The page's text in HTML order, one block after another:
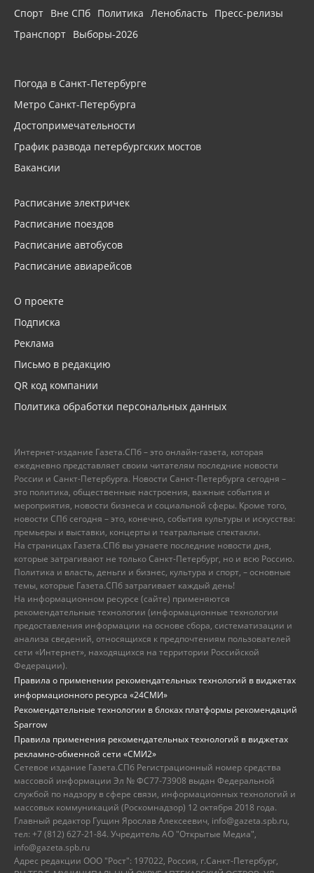
Спорт Вне СПб Политика Ленобласть Пресс-релизы
Транспорт Выборы-2026
Погода в Санкт-Петербурге
Метро Санкт-Петербурга
Достопримечательности
График развода петербургских мостов
Вакансии
Расписание электричек
Расписание поездов
Расписание автобусов
Расписание авиарейсов
О проекте
Подписка
Реклама
Письмо в редакцию
QR код компании
Политика обработки персональных данных
Интернет-издание Газета.СПб – это онлайн-газета, которая
ежедневно представляет своим читателям последние новости
России и Санкт-Петербурга. Новости Санкт-Петербурга сегодня –
это политика, общественные настроения, важные события и
мероприятия, новости бизнеса и социальной сферы. Кроме того,
новости СПб сегодня – это, конечно, события культуры и искусства:
премьеры и выставки, концерты и театральные спектакли.
На страницах Газета.СПб вы узнаете последние новости дня,
которые затрагивают не только Санкт-Петербург, но и всю Россию.
Политика и власть, деньги и бизнес, культура и спорт, – основные
темы, которые Газета.СПб затрагивает каждый день!
На информационном ресурсе (сайте) применяются
рекомендательные технологии (информационные технологии
предоставления информации на основе сбора, систематизации и
анализа сведений, относящихся к предпочтениям пользователей
сети «Интернет», находящихся на территории Российской
Федерации).
Правила о применении рекомендательных технологий в виджетах
информационного ресурса «24СМИ»
Рекомендательные технологии в блоках платформы рекомендаций
Sparrow
Правила применения рекомендательных технологий в виджетах
рекламно-обменной сети «СМИ2»
Сетевое издание Газета.СПб Регистрационный номер средства
массовой информации Эл № ФС77-73908 выдан Федеральной
службой по надзору в сфере связи, информационных технологий и
массовых коммуникаций (Роскомнадзор) 12 октября 2018 года.
Главный редактор Гущин Ярослав Алексеевич, info@gazeta.spb.ru,
тел: +7 (812) 627-21-84. Учредитель АО "Открытые Медиа",
info@gazeta.spb.ru
Адрес редакции ООО "Рост": 197022, Россия, г.Санкт-Петербург,